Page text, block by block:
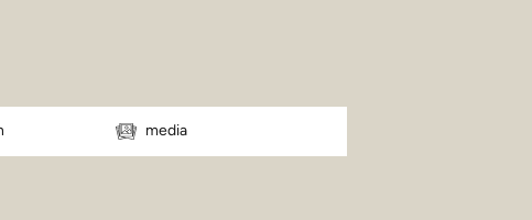
media